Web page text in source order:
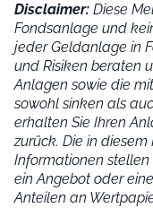
Disclaimer: Diese
Fondsanlage und
jeder Geldanlage in
und Risiken beraten
Anlagen sowie die
sowohl sinken als
erhalten Sie Ihren
zurück. Die in
Informationen
ein Angebot oder
Anteilen an